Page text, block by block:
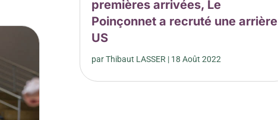
premières arrivées, Le
Poinçonnet a recruté une arrière
US
parThibaut LASSER | 18 Août 2022